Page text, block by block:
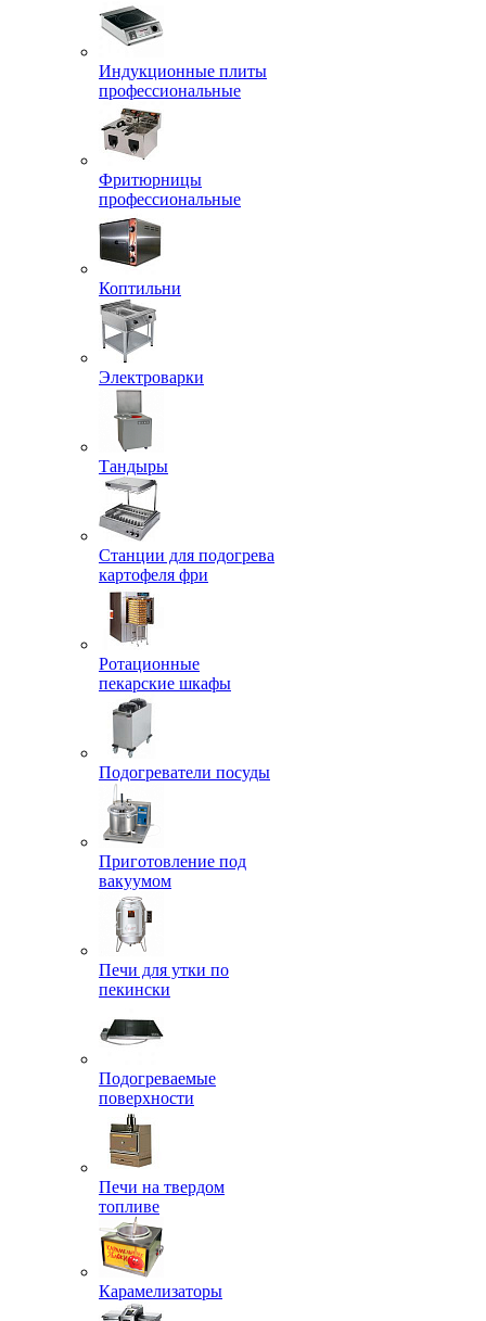
Индукционные плиты
профессиональные
Фритюрницы
профессиональные
Коптильни
Электроварки
Тандыры
Станции для подогрева
картофеля фри
Ротационные
пекарские шкафы
Подогреватели посуды
Приготовление под
вакуумом
Печи для утки по
пекински
Подогреваемые
поверхности
Печи на твердом
топливе
Карамелизаторы